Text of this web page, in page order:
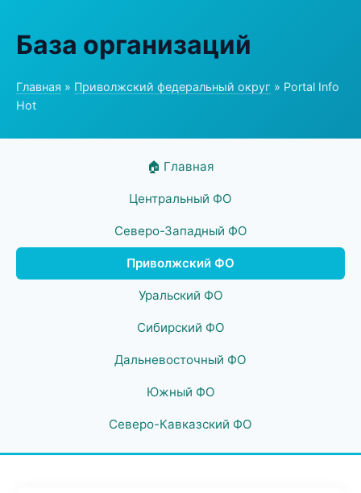
База организаций
Главная » Приволжский федеральный округ » Portal Info
Hot
🏠 Главная
Центральный ФО
Северо-Западный ФО
Приволжский ФО
Уральский ФО
Сибирский ФО
Дальневосточный ФО
Южный ФО
Северо-Кавказский ФО